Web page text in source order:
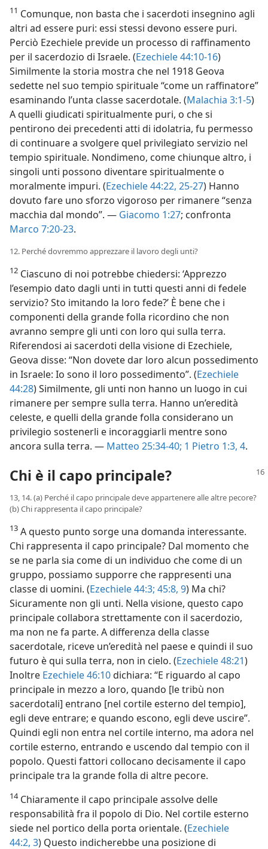
11 Comunque, non basta che i sacerdoti insegnino agli
altri ad essere puri: essi stessi devono essere puri.
Perciò Ezechiele previde un processo di raffinamento
per il sacerdozio di Israele. (Ezechiele 44:10-16)
Similmente la storia mostra che nel 1918 Geova
sedette nel suo tempio spirituale “come un raffinatore”
esaminando l’unta classe sacerdotale. (Malachia 3:1-5)
A quelli giudicati spiritualmente puri, o che si
pentirono dei precedenti atti di idolatria, fu permesso
di continuare a svolgere quel privilegiato servizio nel
tempio spirituale. Nondimeno, come chiunque altro, i
singoli unti possono diventare spiritualmente o
moralmente impuri. (Ezechiele 44:22, 25-27) Hanno
dovuto fare uno sforzo vigoroso per rimanere “senza
macchia dal mondo”. — Giacomo 1:27; confronta
Marco 7:20-23.
12. Perché dovremmo apprezzare il lavoro degli unti?
12 Ciascuno di noi potrebbe chiedersi: ‘Apprezzo
l’esempio dato dagli unti in tutti questi anni di fedele
servizio? Sto imitando la loro fede?’ È bene che i
componenti della grande folla ricordino che non
avranno sempre gli unti con loro qui sulla terra.
Riferendosi ai sacerdoti della visione di Ezechiele,
Geova disse: “Non dovete dar loro alcun possedimento
in Israele: Io sono il loro possedimento”. (Ezechiele
44:28) Similmente, gli unti non hanno un luogo in cui
rimanere per sempre sulla terra. Hanno un’eredità
celeste, e quelli della grande folla considerano un
privilegio sostenerli e incoraggiarli mentre sono
ancora sulla terra. — Matteo 25:34-40; 1 Pietro 1:3, 4.
Chi è il capo principale?
13, 14. (a) Perché il capo principale deve appartenere alle altre pecore?
(b) Chi rappresenta il capo principale?
13 A questo punto sorge una domanda interessante.
Chi rappresenta il capo principale? Dal momento che
se ne parla sia come di un individuo che come di un
gruppo, possiamo supporre che rappresenti una
classe di uomini. (Ezechiele 44:3; 45:8, 9) Ma chi?
Sicuramente non gli unti. Nella visione, questo capo
principale collabora strettamente con il sacerdozio,
ma non ne fa parte. A differenza della classe
sacerdotale, riceve un’eredità nel paese e quindi il suo
futuro è qui sulla terra, non in cielo. (Ezechiele 48:21)
Inoltre Ezechiele 46:10dichiara: “E riguardo al capo
principale in mezzo a loro, quando [le tribù non
sacerdotali] entrano [nel cortile esterno del tempio],
egli deve entrare; e quando escono, egli deve uscire”.
Quindi egli non entra nel cortile interno, ma adora nel
cortile esterno, entrando e uscendo dal tempio con il
popolo. Questi fattori collocano decisamente il capo
principale tra la grande folla di altre pecore.
14Chiaramente il capo principale assolve delle
responsabilità fra il popolo di Dio. Nel cortile esterno
siede nel portico della porta orientale. (Ezechiele
44:2, 3) Questo indicherebbe una posizione di